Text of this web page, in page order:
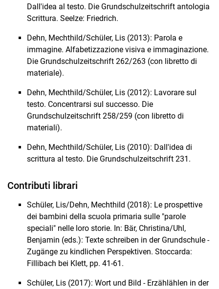
Dall'idea al testo. Die Grundschulzeitschrift antologia
Scrittura. Seelze: Friedrich.
Dehn, Mechthild/Schüler, Lis (2013): Parola e
immagine. Alfabetizzazione visiva e immaginazione.
Die Grundschulzeitschrift 262/263 (con libretto di
materiale).
Dehn, Mechthild/Schüler, Lis (2012): Lavorare sul
testo. Concentrarsi sul successo. Die
Grundschulzeitschrift 258/259 (con libretto di
materiali).
Dehn, Mechthild/Schüler, Lis (2010): Dall'idea di
scrittura al testo. Die Grundschulzeitschrift 231.
Contributi librari
Schüler, Lis/Dehn, Mechthild (2018): Le prospettive
dei bambini della scuola primaria sulle "parole
speciali" nelle loro storie. In: Bär, Christina/Uhl,
Benjamin (eds.): Texte schreiben in der Grundschule -
Zugänge zu kindlichen Perspektiven. Stoccarda:
Fillibach bei Klett, pp. 41-61.
Schüler, Lis (2017): Wort und Bild - Erzählählen in der